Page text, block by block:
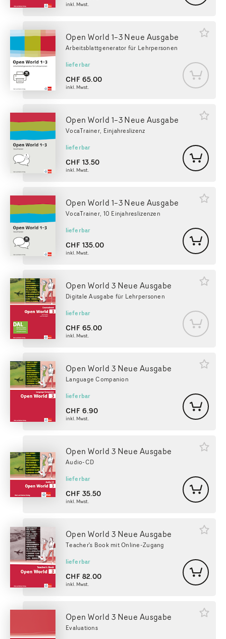
inkl. Mwst.
Open World 1–3 Neue Ausgabe
Arbeitsblattgenerator für Lehrpersonen
lieferbar
CHF65.00
inkl. Mwst.
Open World 1–3 Neue Ausgabe
VocaTrainer, Einjahreslizenz
lieferbar
CHF13.50
inkl. Mwst.
Open World 1–3 Neue Ausgabe
VocaTrainer, 10 Einjahreslizenzen
lieferbar
CHF135.00
inkl. Mwst.
Open World 3 Neue Ausgabe
Digitale Ausgabe für Lehrpersonen
lieferbar
CHF65.00
inkl. Mwst.
Open World 3 Neue Ausgabe
Language Companion
lieferbar
CHF6.90
inkl. Mwst.
Open World 3 Neue Ausgabe
Audio-CD
lieferbar
CHF35.50
inkl. Mwst.
Open World 3 Neue Ausgabe
Teacher's Book mit Online-Zugang
lieferbar
CHF82.00
inkl. Mwst.
Open World 3 Neue Ausgabe
Evaluations